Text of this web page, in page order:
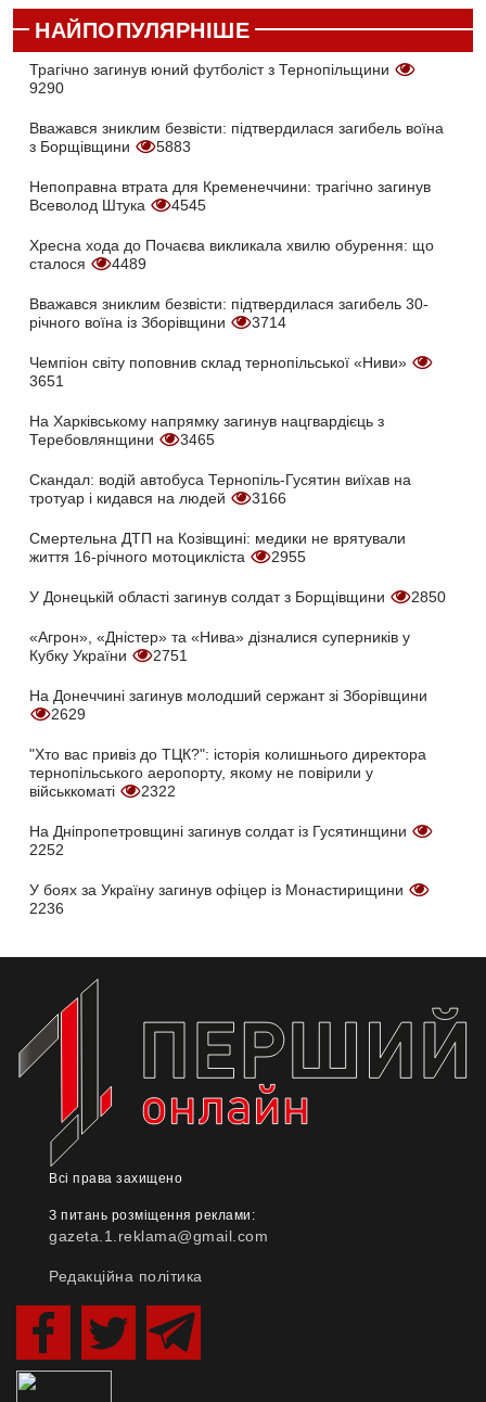
НАЙПОПУЛЯРНІШЕ
Трагічно загинув юний футболіст з Тернопільщини
9290
Вважався зниклим безвісти: підтвердилася загибель воїна
з Борщівщини
5883
Непоправна втрата для Кременеччини: трагічно загинув
Всеволод Штука
4545
Хресна хода до Почаєва викликала хвилю обурення: що
сталося
4489
Вважався зниклим безвісти: підтвердилася загибель 30-
річного воїна із Зборівщини
3714
Чемпіон світу поповнив склад тернопільської «Ниви»
3651
На Харківському напрямку загинув нацгвардієць з
Теребовлянщини
3465
Скандал: водій автобуса Тернопіль-Гусятин виїхав на
тротуар і кидався на людей
3166
Смертельна ДТП на Козівщині: медики не врятували
життя 16-річного мотоцикліста
2955
У Донецькій області загинув солдат з Борщівщини 2850
«Агрон», «Дністер» та «Нива» дізналися суперників у
Кубку України
2751
На Донеччині загинув молодший сержант зі Зборівщини
2629
"Хто вас привіз до ТЦК?": історія колишнього директора
тернопільського аеропорту, якому не повірили у
військкоматі
2322
На Дніпропетровщині загинув солдат із Гусятинщини
2252
У боях за Україну загинув офіцер із Монастирищини
2236
Всі права захищено
З питань розміщення реклами:
gazeta.1.reklama@gmail.com
Редакційна політика